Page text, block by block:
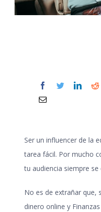
Ser un influencer de la
tarea fácil. Por mucho
tu audiencia siempre
No es de extrañar que,
dinero online y